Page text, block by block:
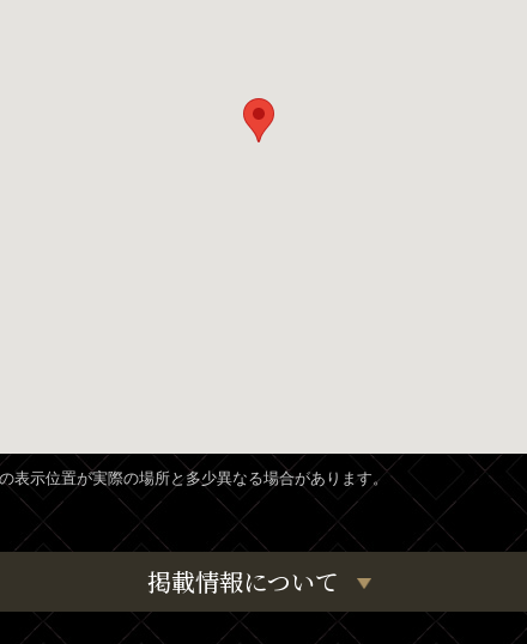
示位置が実際の場所と多少異なる場合があります。
掲載情報について